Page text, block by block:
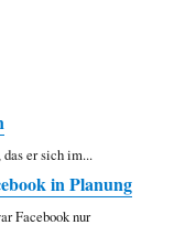
er sich im...
in Planung
Facebook nur